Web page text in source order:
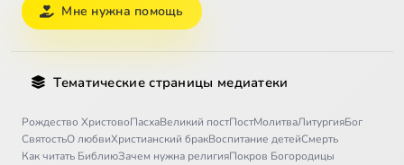
Мне нужна помощь
Тематические страницы медиатеки
Рождество ХристовоПасхаВеликий постПостМолитваЛитургияБог
СвятостьО любвиХристианский бракВоспитание детейСмерть
Как читать БиблиюЗачем нужна религияПокров Богородицы